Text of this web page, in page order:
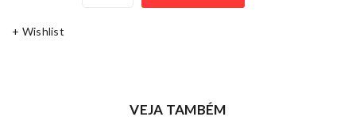
+ Wishlist
VEJA TAMBÉM